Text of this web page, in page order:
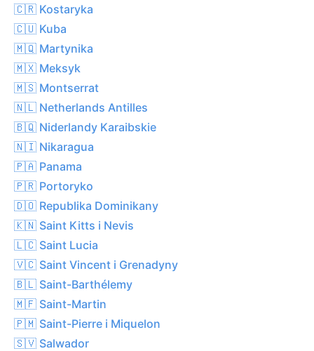
🇨🇷 Kostaryka
🇨🇺 Kuba
🇲🇶 Martynika
🇲🇽 Meksyk
🇲🇸 Montserrat
🇳🇱 Netherlands Antilles
🇧🇶 Niderlandy Karaibskie
🇳🇮 Nikaragua
🇵🇦 Panama
🇵🇷 Portoryko
🇩🇴 Republika Dominikany
🇰🇳 Saint Kitts i Nevis
🇱🇨 Saint Lucia
🇻🇨 Saint Vincent i Grenadyny
🇧🇱 Saint-Barthélemy
🇲🇫 Saint-Martin
🇵🇲 Saint-Pierre i Miquelon
🇸🇻 Salwador